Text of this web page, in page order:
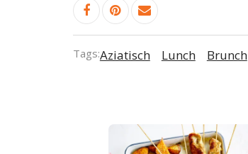
Tags:Aziatisch Lunch Brunch